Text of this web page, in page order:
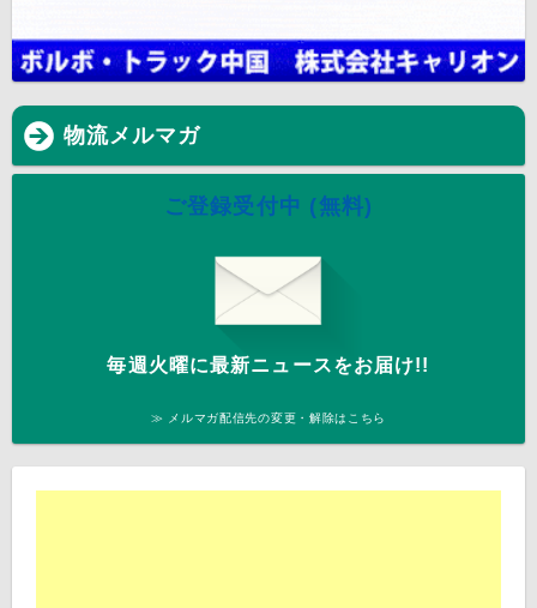
物流メルマガ
ご登録受付中 (無料)
毎週火曜に最新ニュースをお届け!!
≫ メルマガ配信先の変更・解除はこちら